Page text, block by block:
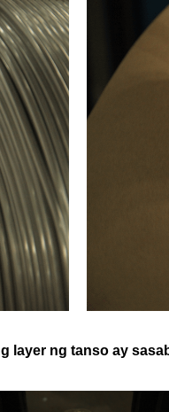
layer ng tanso ay